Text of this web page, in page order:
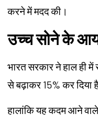
करने में मदद की।
उच्च सोने के
भारत सरकार ने हाल ही
से बढ़ाकर 15% कर दिया
हालांकि यह कदम आने वाले